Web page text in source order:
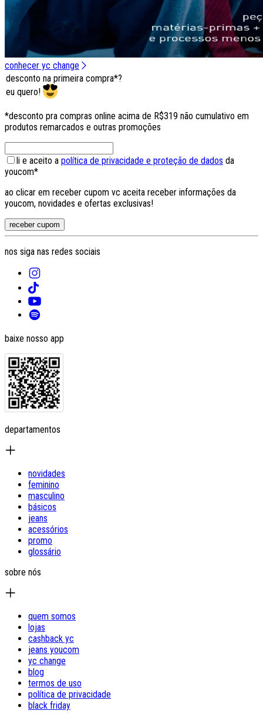
conhecer yc change
desconto na primeira compra*?
eu quero!
*desconto pra compras online acima de R$319 não cumulativo em
produtos remarcados e outras promoções
li e aceito a política de privacidade e proteção de dados da
youcom*
ao clicar em receber cupom vc aceita receber informações da
youcom, novidades e ofertas exclusivas!
receber cupom
nos siga nas redes sociais
baixe nosso app
departamentos
novidades
feminino
masculino
básicos
jeans
acessórios
promo
glossário
sobre nós
quem somos
lojas
cashback yc
jeans youcom
yc change
blog
termos de uso
política de privacidade
black friday